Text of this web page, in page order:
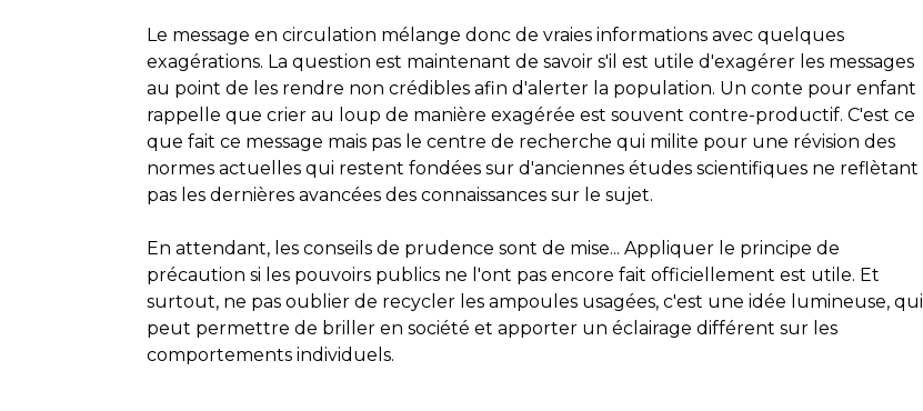
Le message en circulation mélange donc de vraies informations avec quelques
exagérations. La question est maintenant de savoir s'il est utile d'exagérer les messages
au point de les rendre non crédibles afin d'alerter la population. Un conte pour enfant
rappelle que crier au loup de manière exagérée est souvent contre-productif. C'est ce
que fait ce message mais pas le centre de recherche qui milite pour une révision des
normes actuelles qui restent fondées sur d'anciennes études scientifiques ne reflètant
pas les dernières avancées des connaissances sur le sujet.
En attendant, les conseils de prudence sont de mise... Appliquer le principe de
précaution si les pouvoirs publics ne l'ont pas encore fait officiellement est utile. Et
surtout, ne pas oublier de recycler les ampoules usagées, c'est une idée lumineuse, qui
peut permettre de briller en société et apporter un éclairage différent sur les
comportements individuels.